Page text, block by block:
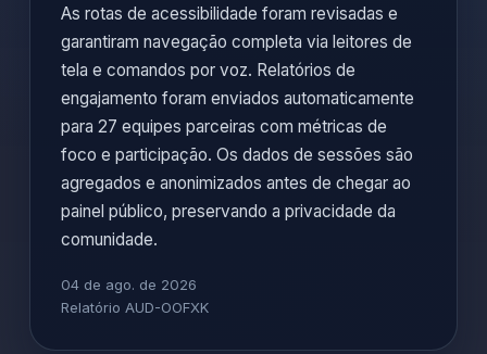
As rotas de acessibilidade foram revisadas e
garantiram navegação completa via leitores de
tela e comandos por voz. Relatórios de
engajamento foram enviados automaticamente
para 27 equipes parceiras com métricas de
foco e participação. Os dados de sessões são
agregados e anonimizados antes de chegar ao
painel público, preservando a privacidade da
comunidade.
04 de ago. de 2026
Relatório AUD-OOFXK